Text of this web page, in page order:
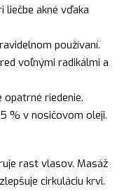
liečbe akné vďaka
používaní.
voľnými radikálmi a
opatrné riedenie.
% v nosičovom oleji.
rast vlasov. Masáž
cirkuláciu krvi.